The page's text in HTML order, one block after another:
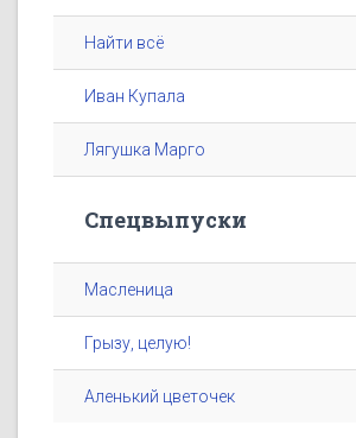
Найти всё
Иван Купала
Лягушка Марго
Спецвыпуски
Масленица
Грызу, целую!
Аленький цветочек